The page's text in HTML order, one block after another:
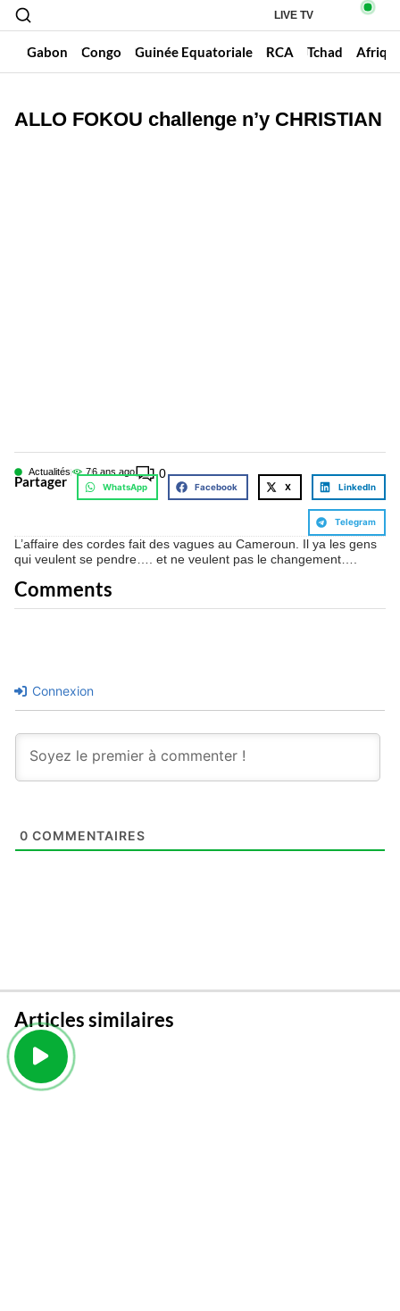
LIVE TV
Gabon Congo Guinée Equatoriale RCA Tchad
ALLO FOKOU challenge n’y CHRISTIAN
Actualités 76 ans ago 0
Partager WhatsApp Facebook X LinkedIn
Telegram
L’affaire des cordes fait des vagues au Cameroun. Il ya les gens
qui veulent se pendre…. et ne veulent pas le changement….
Comments
Connexion
0 COMMENTAIRES
Articles similaires